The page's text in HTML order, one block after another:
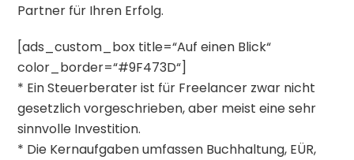
Partner für Ihren Erfolg.
[ads_custom_box title=“Auf einen Blick“
color_border=“#9F473D“]
* Ein Steuerberater ist für Freelancer zwar nicht
gesetzlich vorgeschrieben, aber meist eine sehr
sinnvolle Investition.
* Die Kernaufgaben umfassen Buchhaltung, EÜR,